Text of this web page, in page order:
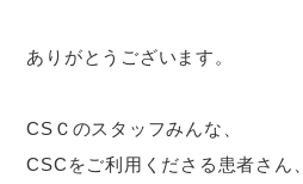
ありがとうございます。
CSＣのスタッフみんな、
CSCをご利用くださる患者さん、